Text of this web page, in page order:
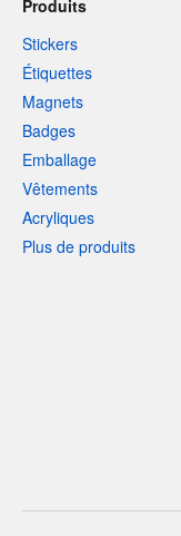
Produits
Stickers
Étiquettes
Magnets
Badges
Emballage
Vêtements
Acryliques
Plus de produits